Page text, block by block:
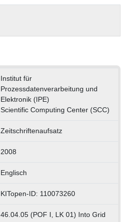
Institut für
Prozessdatenverarbeitung und
Elektronik (IPE)
Scientific Computing Center (SCC)
Zeitschriftenaufsatz
2008
Englisch
KITopen-ID: 110073260
46.04.05 (POF I, LK 01) Into Grid